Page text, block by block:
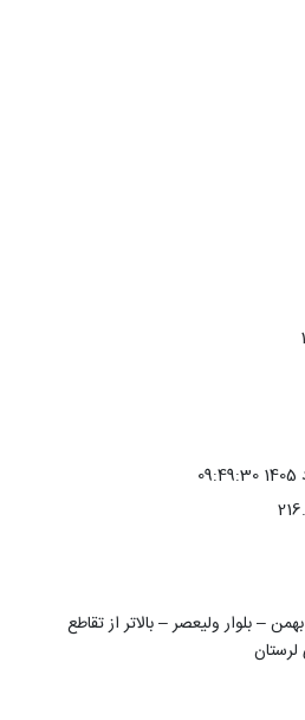
آدرس : خرم آباد – میدان 22 بهمن – بلوار ولیعصر – بالاتر از تقاطع